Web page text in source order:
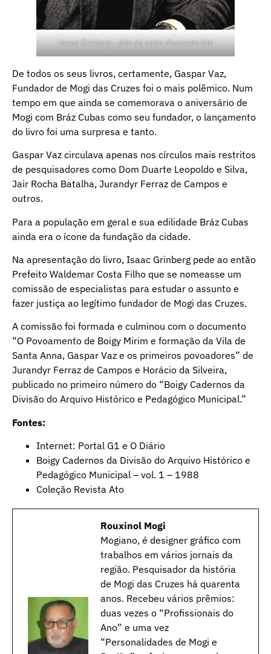
Isaac Grinberg – foto de autor desconhecido
De todos os seus livros, certamente, Gaspar Vaz,
Fundador de Mogi das Cruzes foi o mais polêmico. Num
tempo em que ainda se comemorava o aniversário de
Mogi com Bráz Cubas como seu fundador, o lançamento
do livro foi uma surpresa e tanto.
Gaspar Vaz circulava apenas nos círculos mais restritos
de pesquisadores como Dom Duarte Leopoldo e Silva,
Jair Rocha Batalha, Jurandyr Ferraz de Campos e
outros.
Para a população em geral e sua edilidade Bráz Cubas
ainda era o ícone da fundação da cidade.
Na apresentação do livro, Isaac Grinberg pede ao então
Prefeito Waldemar Costa Filho que se nomeasse um
comissão de especialistas para estudar o assunto e
fazer justiça ao legítimo fundador de Mogi das Cruzes.
A comissão foi formada e culminou com o documento
“O Povoamento de Boigy Mirim e formação da Vila de
Santa Anna, Gaspar Vaz e os primeiros povoadores” de
Jurandyr Ferraz de Campos e Horácio da Silveira,
publicado no primeiro número do “Boigy Cadernos da
Divisão do Arquivo Histórico e Pedagógico Municipal.”
Fontes:
Internet: Portal G1 e O Diário
Boigy Cadernos da Divisão do Arquivo Histórico e
Pedagógico Municipal – vol. 1 – 1988
Coleção Revista Ato
Rouxinol Mogi
Mogiano, é designer gráfico com
trabalhos em vários jornais da
região. Pesquisador da história
de Mogi das Cruzes há quarenta
anos. Recebeu vários prêmios:
duas vezes o “Profissionais do
Ano” e uma vez
“Personalidades de Mogi e